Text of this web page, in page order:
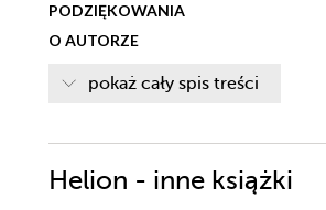
PODZIĘKOWANIA
O AUTORZE
ROZDZIAŁ 2. BABBAGE -
pokaż cały spis treści
Helion - inne książki